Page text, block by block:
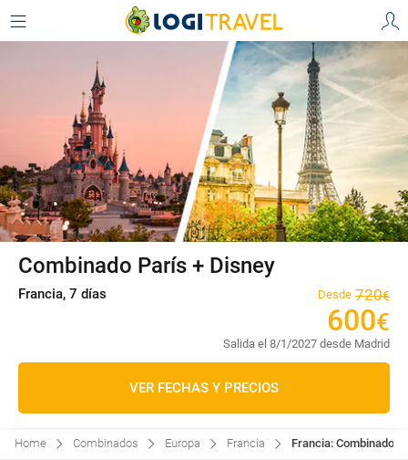
Combinado París + Disney
Francia, 7 días Desde 720€
600€
Salida el 8/1/2027 desde Madrid
VER FECHAS Y PRECIOS
Home Combinados Europa Francia Francia: Combinado